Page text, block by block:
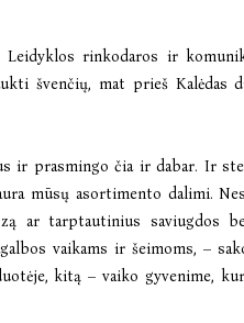
rinkodaros ir
švenčių, mat prieš Kalėdas
ir prasmingo čia ir dabar. Ir
mūsų asortimento dalimi.
ar tarptautinius saviugdos
vaikams ir šeimoms, –
kitą – vaiko gyvenime,